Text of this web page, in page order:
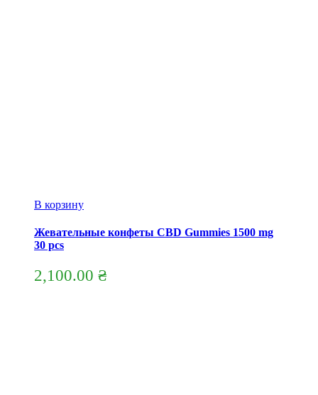
В корзину
Жевательные конфеты CBD Gummies 1500 mg
30 pcs
2,100.00 ₴